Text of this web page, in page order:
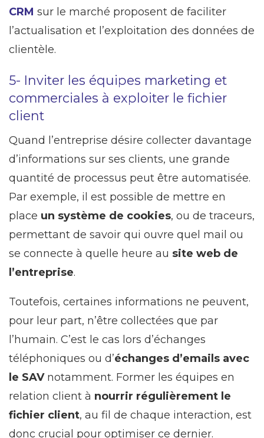
CRM sur le marché proposent de faciliter
l’actualisation et l’exploitation des données de
clientèle.
5- Inviter les équipes marketing et
commerciales à exploiter le fichier
client
Quand l’entreprise désire collecter davantage
d’informations sur ses clients, une grande
quantité de processus peut être automatisée.
Par exemple, il est possible de mettre en
place un système de cookies, ou de traceurs,
permettant de savoir qui ouvre quel mail ou
se connecte à quelle heure au site web de
l’entreprise.
Toutefois, certaines informations ne peuvent,
pour leur part, n’être collectées que par
l’humain. C’est le cas lors d’échanges
téléphoniques ou d’échanges d’emails avec
le SAVnotamment. Former les équipes en
relation client à nourrir régulièrement le
fichier client, au fil de chaque interaction, est
donc crucial pour optimiser ce dernier.